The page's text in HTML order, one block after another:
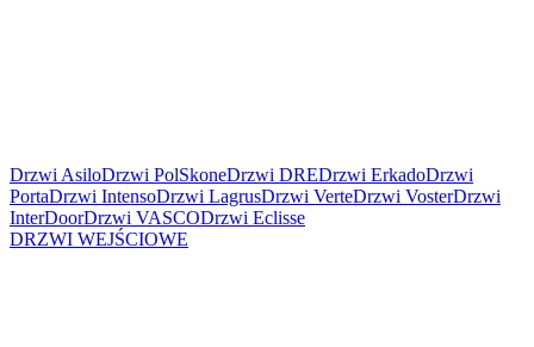
Drzwi AsiloDrzwi PolSkoneDrzwi DREDrzwi ErkadoDrzwi
PortaDrzwi IntensoDrzwi LagrusDrzwi VerteDrzwi VosterDrzwi
InterDoorDrzwi VASCODrzwi Eclisse
DRZWI WEJŚCIOWE